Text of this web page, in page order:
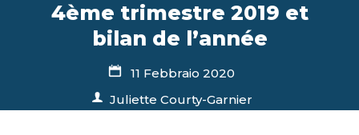
4ème trimestre 2019 et
bilan de l’année
11 Febbraio 2020
Juliette Courty-Garnier